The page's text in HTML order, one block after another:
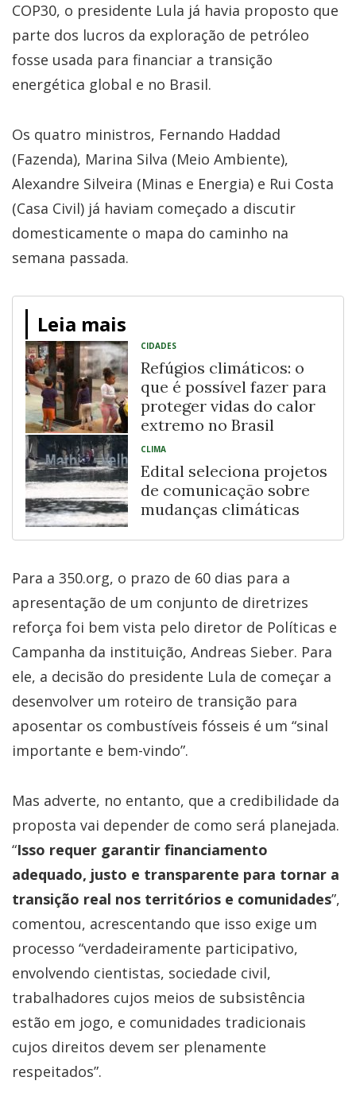
COP30, o presidente Lula já havia proposto que
parte dos lucros da exploração de petróleo
fosse usada para financiar a transição
energética global e no Brasil.
Os quatro ministros, Fernando Haddad
(Fazenda), Marina Silva (Meio Ambiente),
Alexandre Silveira (Minas e Energia) e Rui Costa
(Casa Civil) já haviam começado a discutir
domesticamente o mapa do caminho na
semana passada.
Leia mais
CIDADES
Refúgios climáticos: o
que é possível fazer para
proteger vidas do calor
extremo no Brasil
CLIMA
Edital seleciona projetos
de comunicação sobre
mudanças climáticas
Para a 350.org, o prazo de 60 dias para a
apresentação de um conjunto de diretrizes
reforça foi bem vista pelo diretor de Políticas e
Campanha da instituição, Andreas Sieber. Para
ele, a decisão do presidente Lula de começar a
desenvolver um roteiro de transição para
aposentar os combustíveis fósseis é um “sinal
importante e bem-vindo”.
Mas adverte, no entanto, que a credibilidade da
proposta vai depender de como será planejada.
“Isso requer garantir financiamento
adequado, justo e transparente para tornar a
transição real nos territórios e comunidades”,
comentou, acrescentando que isso exige um
processo “verdadeiramente participativo,
envolvendo cientistas, sociedade civil,
trabalhadores cujos meios de subsistência
estão em jogo, e comunidades tradicionais
cujos direitos devem ser plenamente
respeitados”.